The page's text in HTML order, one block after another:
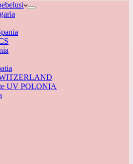
UV POLONIA